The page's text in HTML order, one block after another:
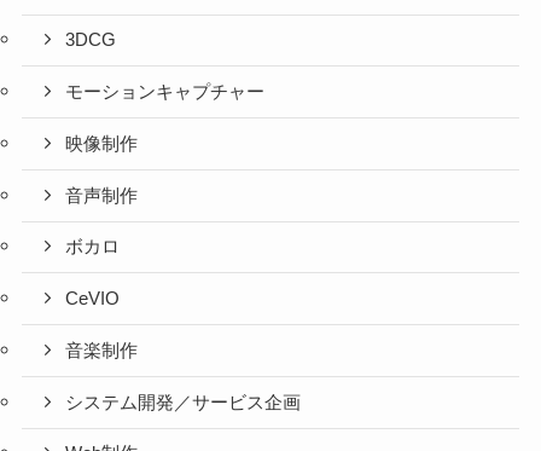
3DCG
モーションキャプチャー
映像制作
音声制作
ボカロ
CeVIO
音楽制作
システム開発／サービス企画